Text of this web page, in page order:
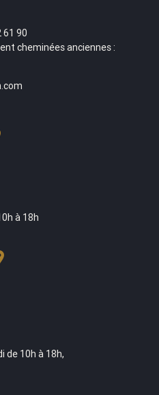
61 90
cheminées anciennes :
à 18h
de 10h à 18h,